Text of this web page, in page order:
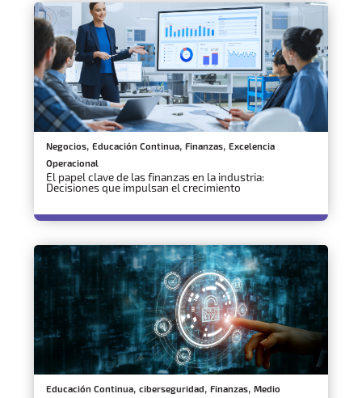
Negocios, Educación Continua, Finanzas, Excelencia
Operacional
El papel clave de las finanzas en la industria:
Decisiones que impulsan el crecimiento
Educación Continua, ciberseguridad, Finanzas, Medio